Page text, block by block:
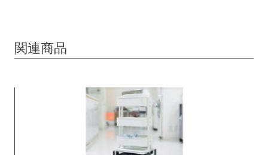
関連商品